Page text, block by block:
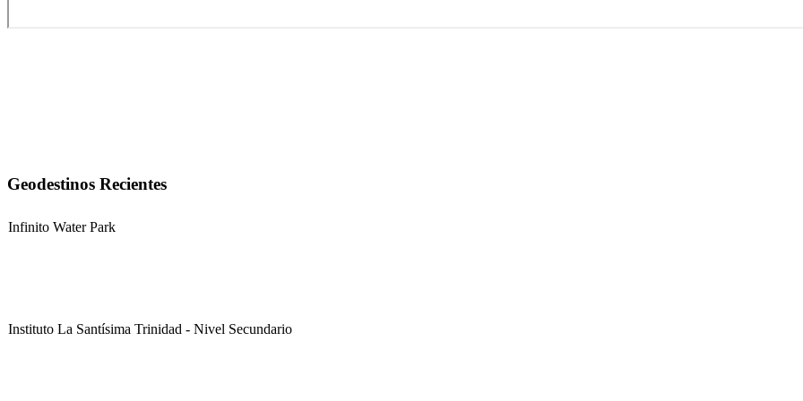
Geodestinos Recientes
Infinito Water Park
Instituto La Santísima Trinidad - Nivel Secundario